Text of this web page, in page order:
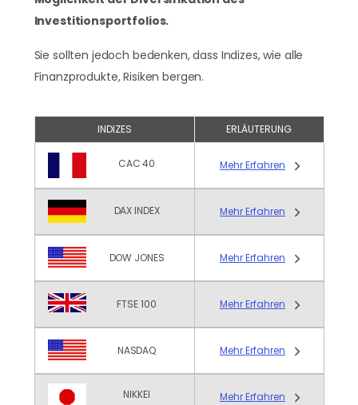
Investitionsportfolios.
Sie sollten jedoch bedenken, dass Indizes, wie alle
Finanzprodukte, Risiken bergen.
INDIZES ERLÄUTERUNG
CAC 40 Mehr Erfahren
DAX INDEX Mehr Erfahren
DOW JONES Mehr Erfahren
FTSE 100 Mehr Erfahren
NASDAQ Mehr Erfahren
NIKKEI Mehr Erfahren